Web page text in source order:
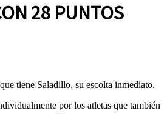
28 PUNTOS
tiene Saladillo, su escolta inmediato.
por los atletas que también